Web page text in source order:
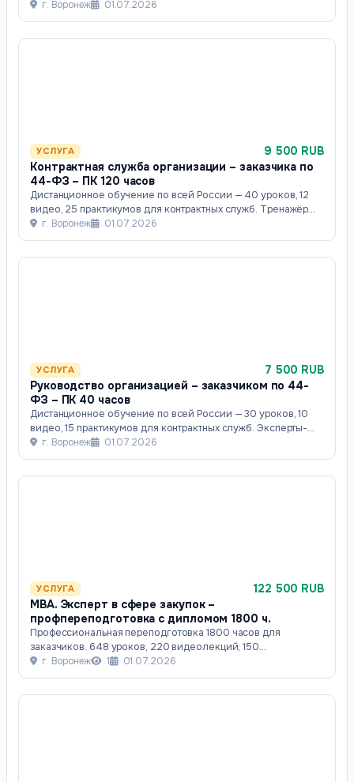
ЕИС, кейсы, разбор заседаний
г. Воронеж 01.07.2026
УСЛУГА
9 500 RUB
Контрактная служба организации – заказчика по
44-ФЗ – ПК 120 часов
Дистанционное обучение по всей России — 40 уроков, 12
видео, 25 практикумов для контрактных служб. Тренажёр
ЕИС, кейсы заказчика, эксперты-п
г. Воронеж 01.07.2026
УСЛУГА
7 500 RUB
Руководство организацией – заказчиком по 44-
ФЗ​ – ПК 40 часов
Дистанционное обучение по всей России — 30 уроков, 10
видео, 15 практикумов для контрактных служб. Эксперты-
практики, разбор кейсов, доступ
г. Воронеж 01.07.2026
УСЛУГА
122 500 RUB
MBA. Эксперт в сфере закупок​ –
профпереподготовка с дипломом 1800 ч.
Профессиональная переподготовка 1800 часов для
заказчиков. 648 уроков, 220 видеолекций, 150
практических заданий,тренажёр ЕИС, с разбор кейс
г. Воронеж 1 01.07.2026